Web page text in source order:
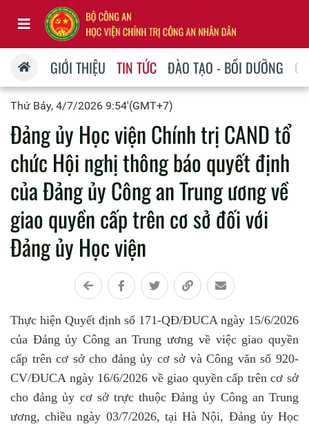
GIỚI THIỆU TIN TỨC ĐÀO TẠO - BỒI DƯỠNG
Thứ Bảy, 4/7/2026 9:54'(GMT+7)
Đảng ủy Học viện Chính trị CAND tổ
chức Hội nghị thông báo quyết định
của Đảng ủy Công an Trung ương về
giao quyền cấp trên cơ sở đối với
Đảng ủy Học viện
Thực hiện Quyết định số 171-QĐ/ĐUCA ngày 15/6/2026
của Đảng ủy Công an Trung ương về việc giao quyền
cấp trên cơ sở cho đảng ủy cơ sở và Công văn số 920-
CV/ĐUCA ngày 16/6/2026 về giao quyền cấp trên cơ sở
cho đảng ủy cơ sở trực thuộc Đảng ủy Công an Trung
ương, chiều ngày 03/7/2026, tại Hà Nội, Đảng ủy Học